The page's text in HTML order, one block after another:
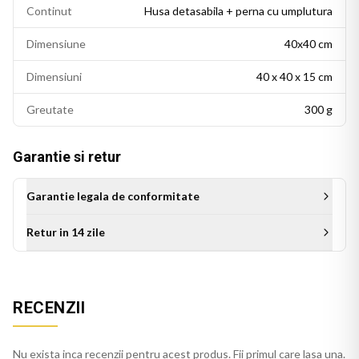
Este potrivita si ca idee de cadou pentru persoanele cu un
Continut Husa detasabila + perna cu umplutura
Dimensiune 40x40 cm
Dimensiuni 40 x 40 x 15 cm
Greutate 300 g
Garantie si retur
Garantie legala de conformitate
Retur in 14 zile
RECENZII
Nu exista inca recenzii pentru acest produs. Fii primul care lasa una.